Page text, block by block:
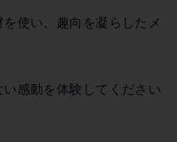
使い、趣向を凝らしたメ
感動を体験してください